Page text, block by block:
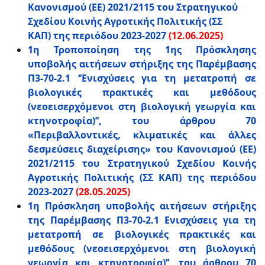
Κανονισμού (ΕΕ) 2021/2115 του Στρατηγικού
Σχεδίου Κοινής Αγροτικής Πολιτικής (ΣΣ
ΚΑΠ) της περιόδου 2023-2027(12.06.2025)
1η Τροποποίηση της 1ης Πρόσκλησης
υποβολής αιτήσεων στήριξης της Παρέμβασης
Π3-70-2.1 ‘’Ενισχύσεις για τη μετατροπή σε
βιολογικές πρακτικές και μεθόδους
(νεοεισερχόμενοι στη βιολογική γεωργία και
κτηνοτροφία)’’, του άρθρου 70
«Περιβαλλοντικές, κλιματικές και άλλες
δεσμεύσεις διαχείρισης» του Κανονισμού (ΕΕ)
2021/2115 του Στρατηγικού Σχεδίου Κοινής
Αγροτικής Πολιτικής (ΣΣ ΚΑΠ) της περιόδου
2023-2027(28.05.2025)
1η Πρόσκληση υποβολής αιτήσεων στήριξης
της Παρέμβασης Π3-70-2.1 Ενισχύσεις για τη
μετατροπή σε βιολογικές πρακτικές και
μεθόδους (νεοεισερχόμενοι στη βιολογική